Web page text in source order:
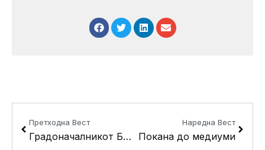
Претходна Вест
Градоначалникот Беличанец-Алексиќ на литургија во чест на Св. Петка
Наредна Вест
Покана до медиуми